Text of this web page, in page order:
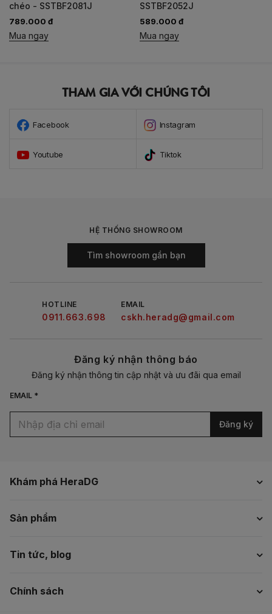
chéo - SSTBF2081J
789.000 đ
Mua ngay
SSTBF2052J
589.000 đ
Mua ngay
THAM GIA VỚI CHÚNG TÔI
Facebook Instagram
Youtube Tiktok
Khám phá HeraDG
Sản phẩm
Tin tức, blog
Chính sách
HỆ THỐNG SHOWROOM
Tìm showroom gần bạn
HOTLINE
0911.663.698
EMAIL
cskh.heradg@gmail.com
Đăng ký nhận thông báo
Đăng ký nhận thông tin cập nhật và ưu đãi qua email
EMAIL *
Đăng ký